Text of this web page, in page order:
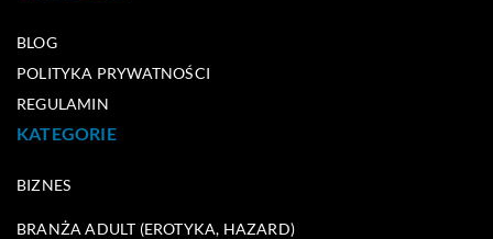
BLOG
POLITYKA PRYWATNOŚCI
REGULAMIN
KATEGORIE
BIZNES
BRANŻA ADULT (EROTYKA, HAZARD)